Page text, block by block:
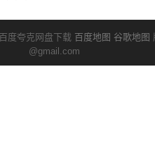
度夸克网盘下载 百度地图 谷歌地图
@gmail.com